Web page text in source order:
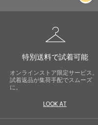
checkroom
特別送料で試着可能
オンラインストア限定サービス。
試着返品が集荷手配でスムーズ
に。
LOOK AT